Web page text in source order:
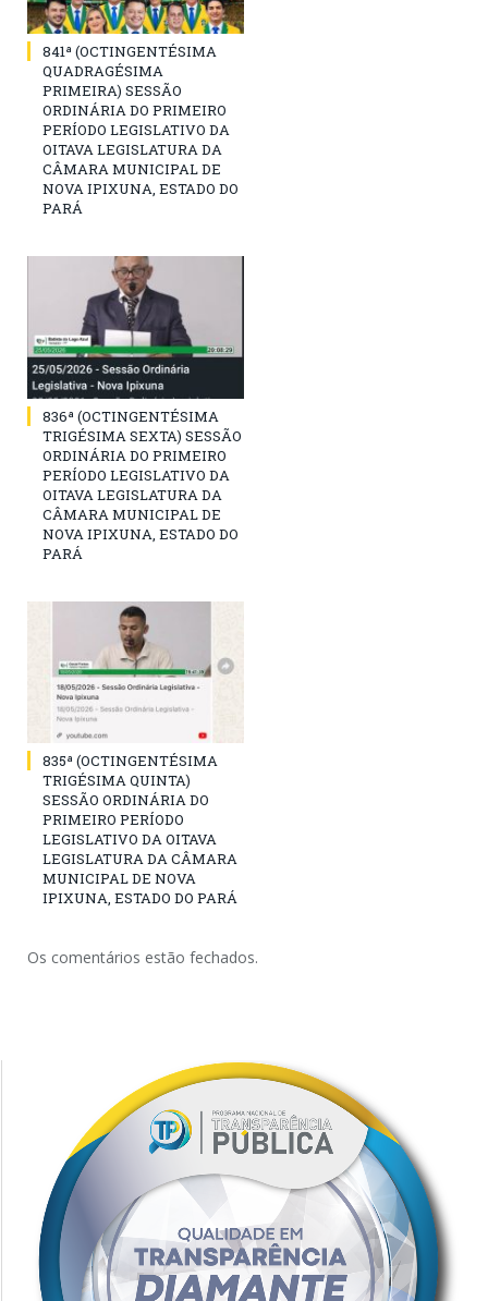
841ª (OCTINGENTÉSIMA
QUADRAGÉSIMA
PRIMEIRA) SESSÃO
ORDINÁRIA DO PRIMEIRO
PERÍODO LEGISLATIVO DA
OITAVA LEGISLATURA DA
CÂMARA MUNICIPAL DE
NOVA IPIXUNA, ESTADO DO
PARÁ
836ª (OCTINGENTÉSIMA
TRIGÉSIMA SEXTA) SESSÃO
ORDINÁRIA DO PRIMEIRO
PERÍODO LEGISLATIVO DA
OITAVA LEGISLATURA DA
CÂMARA MUNICIPAL DE
NOVA IPIXUNA, ESTADO DO
PARÁ
835ª (OCTINGENTÉSIMA
TRIGÉSIMA QUINTA)
SESSÃO ORDINÁRIA DO
PRIMEIRO PERÍODO
LEGISLATIVO DA OITAVA
LEGISLATURA DA CÂMARA
MUNICIPAL DE NOVA
IPIXUNA, ESTADO DO PARÁ
Os comentários estão fechados.